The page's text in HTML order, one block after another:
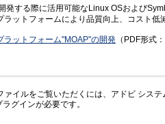
発する際に活用可能なLinux OSおよび
ラットフォームにより品質向上、コスト低
ラットフォーム"MOAP"の開発 （PDF形式
ァイルをご覧いただくには、アドビ シス
ラグインが必要です。